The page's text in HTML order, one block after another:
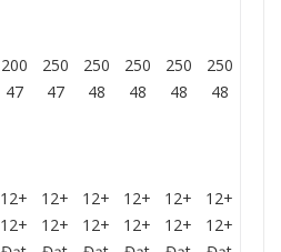
200 250 250 250 250
250
47 47 48 48 48 48
12+ 12+ 12+ 12+ 12+
12+
12+ 12+ 12+ 12+ 12+
12+